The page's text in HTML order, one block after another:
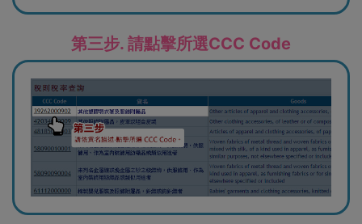
第三步. 請點擊所選CCC Code